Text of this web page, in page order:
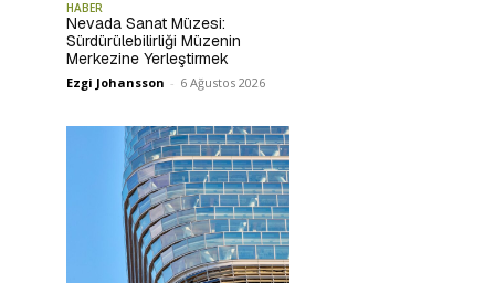
HABER
Nevada Sanat Müzesi:
Sürdürülebilirliği Müzenin
Merkezine Yerleştirmek
Ezgi Johansson - 6 Ağustos 2026